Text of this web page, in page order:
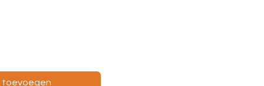
toevoegen